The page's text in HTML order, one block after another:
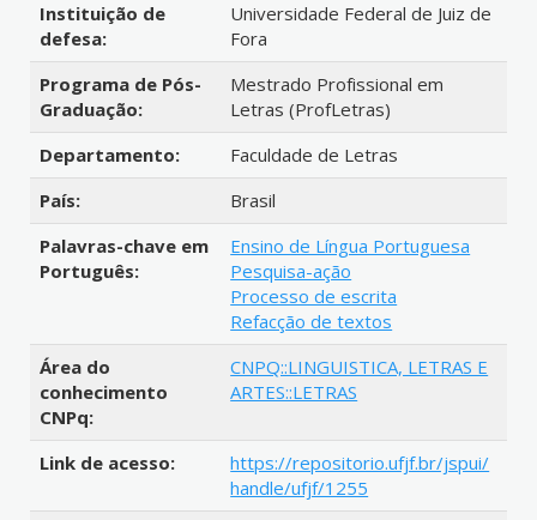
Instituição de
defesa:
Universidade Federal de Juiz de
Fora
Programa de Pós-
Graduação:
Mestrado Profissional em
Letras (ProfLetras)
Departamento:
Faculdade de Letras
País:
Brasil
Palavras-chave em
Português:
Ensino de Língua Portuguesa
Pesquisa-ação
Processo de escrita
Refacção de textos
Área do
conhecimento
CNPq:
CNPQ::LINGUISTICA, LETRAS E
ARTES::LETRAS
Link de acesso:
https://repositorio.ufjf.br/jspui/
handle/ufjf/1255